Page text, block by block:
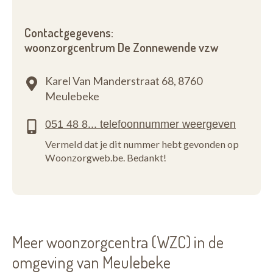
Contactgegevens:
woonzorgcentrum De Zonnewende vzw
Karel Van Manderstraat 68, 8760
Meulebeke
Vermeld dat je dit nummer hebt gevonden op
Woonzorgweb.be. Bedankt!
Meer woonzorgcentra (WZC) in de
omgeving van Meulebeke